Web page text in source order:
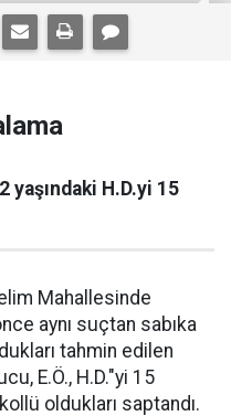
yaşındaki H.D.yi 15
Mahallesinde
aynı suçtan sabıka
tahmin edilen
E.Ö., H.D."yi 15
oldukları saptandı.